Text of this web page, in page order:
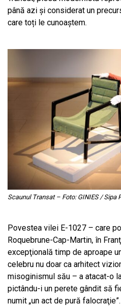
până azi și considerat un
care toți le cunoaștem.
Scaunul Transat – Foto: GINIES / Sipa
Povestea vilei E-1027 – care
Roquebrune-Cap-Martin, în
excepţională timp de aproape
celebru nu doar ca arhitect
misoginismul său – a atacat-o
pictându-i un perete gândit să
numit „un act de pură